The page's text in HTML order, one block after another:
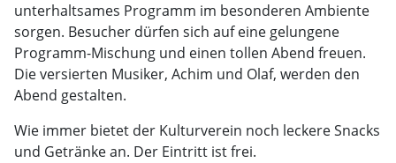
unterhaltsames Programm im besonderen Ambiente
sorgen. Besucher dürfen sich auf eine gelungene
Programm-Mischung und einen tollen Abend freuen.
Die versierten Musiker, Achim und Olaf, werden den
Abend gestalten.
Wie immer bietet der Kulturverein noch leckere Snacks
und Getränke an. Der Eintritt ist frei.